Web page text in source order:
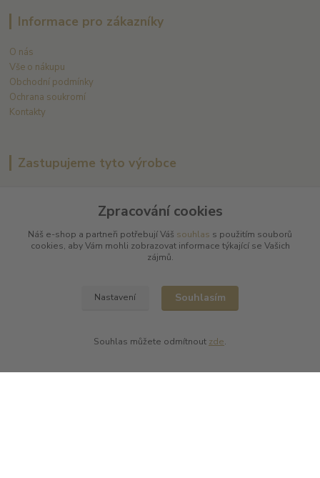
Informace pro zákazníky
O nás
Vše o nákupu
Obchodní podmínky
Ochrana soukromí
Kontakty
Zastupujeme tyto výrobce
Chablis Daniel-Etienne Defaix
Champagne Charles Ellner
Zobrazit další výrobce →
Kde nás najdete
L PLUS - Miloslav Lerch
Zpracování cookies
Náš e-shop a partneři potřebují Váš souhlas s použitím souborů
cookies, aby Vám mohli zobrazovat informace týkající se Vašich
zájmů.
Nastavení Souhlasím
Souhlas můžete odmítnout zde.